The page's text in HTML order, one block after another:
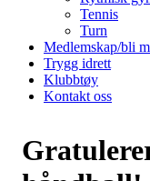
Tennis
Turn
Medlemskap/bli
Trygg idrett
Klubbtøy
Kontakt oss